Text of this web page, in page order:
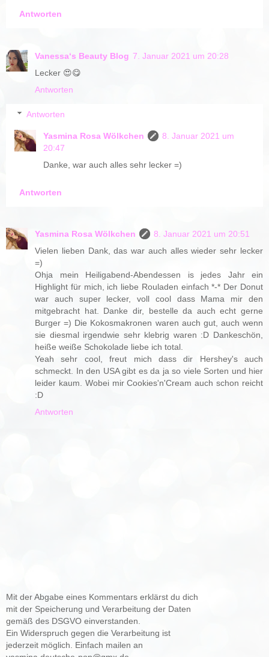
Antworten
Vanessa‘s Beauty Blog 7. Januar 2021 um 20:28
Lecker 😍😋
Antworten
Antworten
Yasmina Rosa Wölkchen
8. Januar 2021 um
20:47
Danke, war auch alles sehr lecker =)
Antworten
Yasmina Rosa Wölkchen
8. Januar 2021 um 20:51
Vielen lieben Dank, das war auch alles wieder sehr lecker
=)
Ohja mein Heiligabend-Abendessen is jedes Jahr ein
Highlight für mich, ich liebe Rouladen einfach *-* Der Donut
war auch super lecker, voll cool dass Mama mir den
mitgebracht hat. Danke dir, bestelle da auch echt gerne
Burger =) Die Kokosmakronen waren auch gut, auch wenn
sie diesmal irgendwie sehr klebrig waren :D Dankeschön,
heiße weiße Schokolade liebe ich total.
Yeah sehr cool, freut mich dass dir Hershey's auch
schmeckt. In den USA gibt es da ja so viele Sorten und hier
leider kaum. Wobei mir Cookies'n'Cream auch schon reicht
:D
Antworten
Mit der Abgabe eines Kommentars erklärst du dich
mit der Speicherung und Verarbeitung der Daten
gemäß des DSGVO einverstanden.
Ein Widerspruch gegen die Verarbeitung ist
jederzeit möglich. Einfach mailen an